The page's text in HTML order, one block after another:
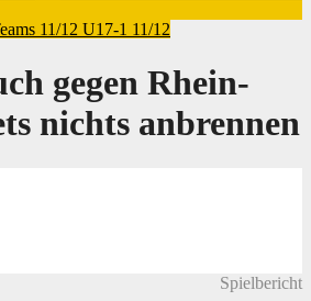
11/12 U17-1 11/12
gegen Rhein-
nichts anbrennen
Spielbericht